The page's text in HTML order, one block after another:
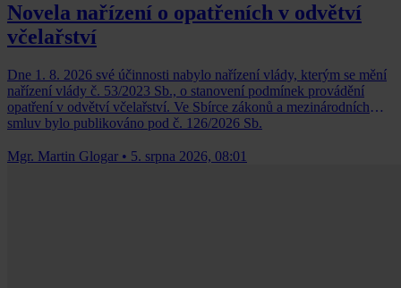
Novela nařízení o opatřeních v odvětví
včelařství
Dne 1. 8. 2026 své účinnosti nabylo nařízení vlády, kterým se mění
nařízení vlády č. 53/2023 Sb., o stanovení podmínek provádění
opatření v odvětví včelařství. Ve Sbírce zákonů a mezinárodních
smluv bylo publikováno pod č. 126/2026 Sb.
Mgr. Martin Glogar • 5. srpna 2026, 08:01